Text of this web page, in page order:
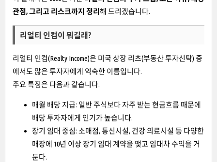
관점, 그리고 리스크까지 정리 해 드리겠습니다.
리얼티 인컴이 뭐길래?
리얼티 인컴(Realty Income)은 미국 상장 리츠(부동산 투자신탁) 중
에서도 많은 투자자에게 익숙한 이름입니다.
주요 특징은 다음과 같습니다.
매월 배당 지급: 일반 주식보다 자주 받는 현금흐름 때문에
배당 투자자에게 인기가 높습니다.
장기 임대 중심: 소매점, 통신시설, 건강·의료시설 등 다양한
매장에 10년 이상 장기 임대 계약을 맺고 임대차 수익을 거
둔다.